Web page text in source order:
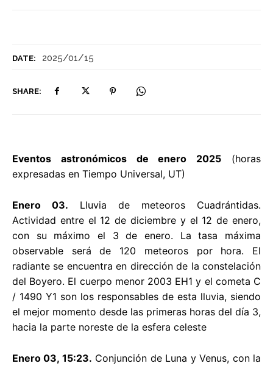
DATE: 2025/01/15
SHARE:
Eventos astronómicos deenero 2025 (horas
expresadas en Tiempo Universal, UT)
Enero 03. Lluvia de meteoros Cuadrántidas.
Actividad entre el 12 de diciembre y el 12 de enero,
con su máximo el 3 de enero. La tasa máxima
observable será de 120 meteoros por hora. El
radiante se encuentra en dirección de la constelación
del Boyero. El cuerpo menor 2003 EH1 y el cometa C
/ 1490 Y1 son los responsables de esta lluvia, siendo
el mejor momento desde las primeras horas del día 3,
hacia la parte noreste de la esfera celeste
Enero 03, 15:23. Conjunción de Luna y Venus, con la